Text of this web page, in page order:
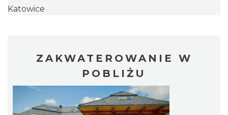
Katowice
ZAKWATEROWANIE W
POBLIŻU